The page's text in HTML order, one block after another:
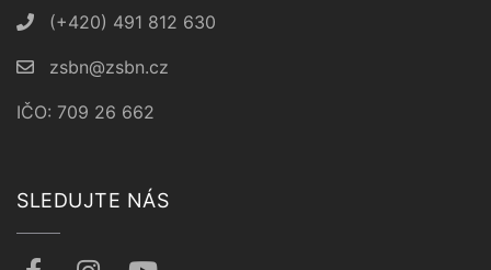
(+420) 491 812 630
zsbn@zsbn.cz
IČO: 709 26 662
SLEDUJTE NÁS